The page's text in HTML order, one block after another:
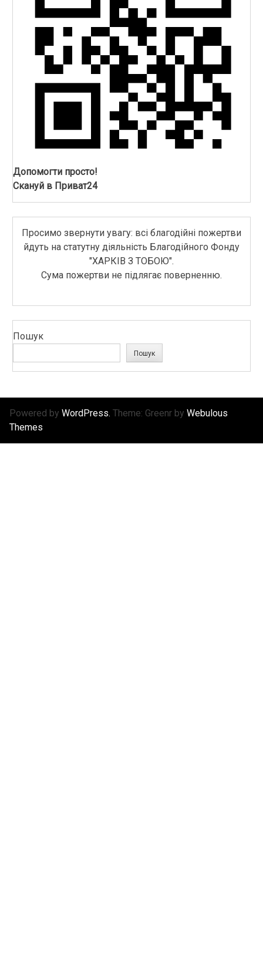
Допомогти просто!
Скануй в Приват24
Просимо звернути увагу: всі благодійні пожертви
йдуть на статутну діяльність Благодійного Фонду
"ХАРКІВ З ТОБОЮ".
Сума пожертви не підлягає поверненню.
Пошук
Пошук
Powered by WordPress. Theme: Greenr by Webulous
Themes